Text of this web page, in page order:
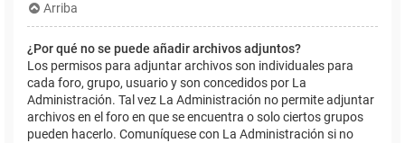
Arriba
¿Por qué no se puede añadir archivos adjuntos?
Los permisos para adjuntar archivos son individuales para
cada foro, grupo, usuario y son concedidos por La
Administración. Tal vez La Administración no permite adjuntar
archivos en el foro en que se encuentra o solo ciertos grupos
pueden hacerlo. Comuníquese con La Administración si no